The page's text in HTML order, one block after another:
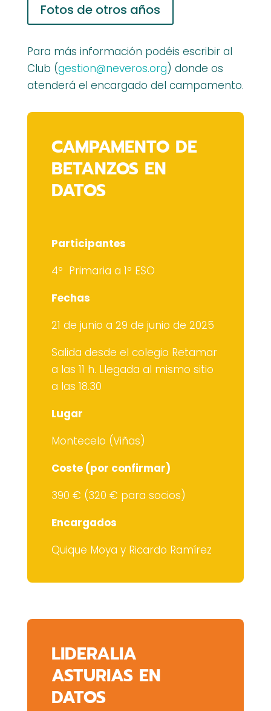
Fotos de otros años
Para más información podéis escribir al
Club (gestion@neveros.org) donde os
atenderá el encargado del campamento.
CAMPAMENTO DE
BETANZOS EN
DATOS
Participantes
4º Primaria a 1º ESO
Fechas
21 de junio a 29 de junio de 2025
Salida desde el colegio Retamar
a las 11 h. Llegada al mismo sitio
a las 18.30
Lugar
Montecelo (Viñas)
Coste (por confirmar)
390 € (320 € para socios)
Encargados
Quique Moya y Ricardo Ramírez
LIDERALIA
ASTURIAS EN
DATOS